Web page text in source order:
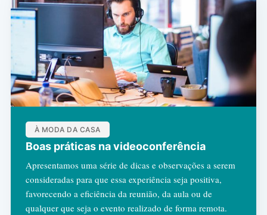
À MODA DA CASA
Boas práticas na videoconferência
Apresentamos uma série de dicas e observações a serem
consideradas para que essa experiência seja positiva,
favorecendo a eficiência da reunião, da aula ou de
qualquer que seja o evento realizado de forma remota.